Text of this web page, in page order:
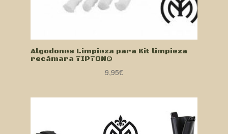
Algodones Limpieza para Kit limpieza
recámara TIPTON®
9,95€